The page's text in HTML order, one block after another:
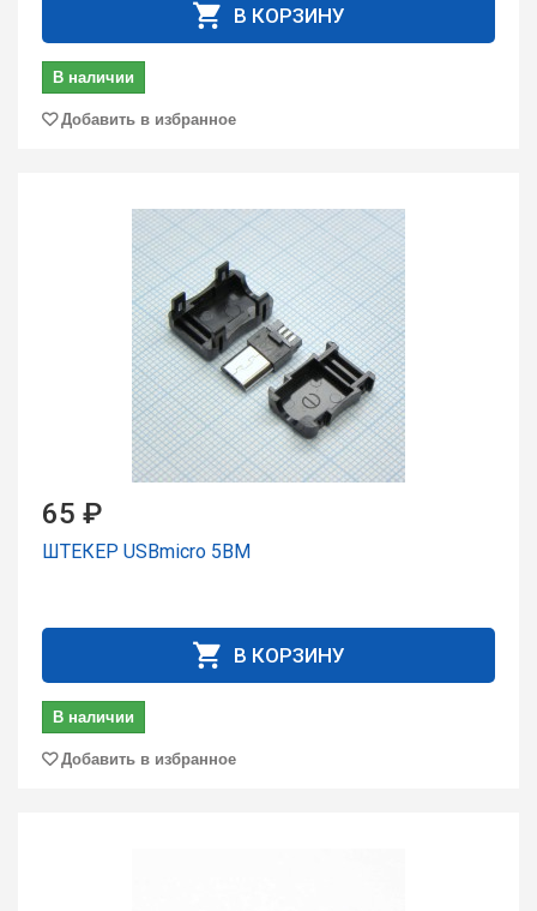
В КОРЗИНУ
В наличии
Добавить в избранное
65 ₽
ШТЕКЕР USBmicro 5BM
В КОРЗИНУ
В наличии
Добавить в избранное